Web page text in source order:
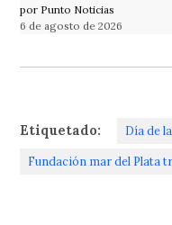
por Punto Noticias
6 de agosto de 2026
Etiquetado: Día de
Fundación mar del Plata